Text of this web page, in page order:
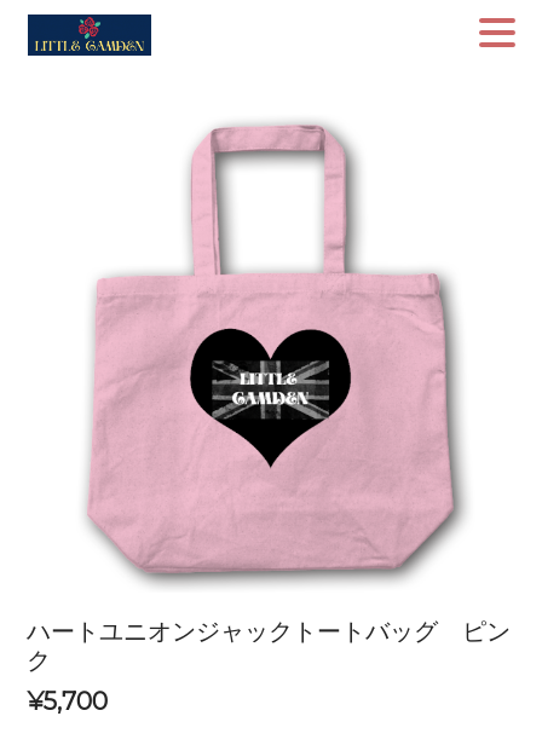
ハートユニオンジャックトートバッグ ピン
ク
¥5,700